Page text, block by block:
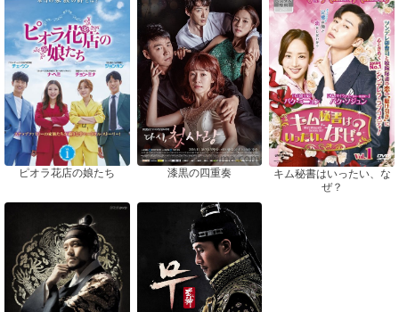
ピオラ花店の娘たち 漆黒の四重奏
キム秘書はいったい、な
ぜ？